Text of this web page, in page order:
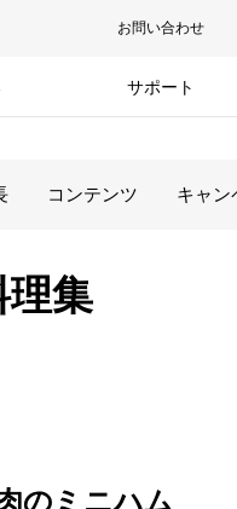
お問い合わせ
サポート
コンテンツ キャン
理集
のミニハム